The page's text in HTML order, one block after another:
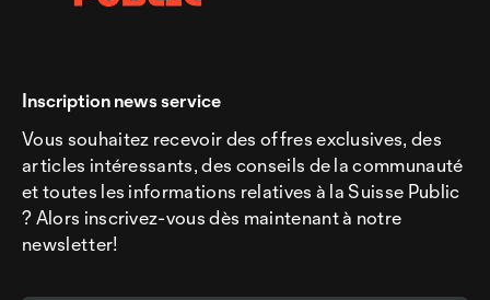
Inscription news service
Vous souhaitez recevoir des offres exclusives, des
articles intéressants, des conseils de la communauté
et toutes les informations relatives à la Suisse Public
? Alors inscrivez-vous dès maintenant à notre
newsletter!